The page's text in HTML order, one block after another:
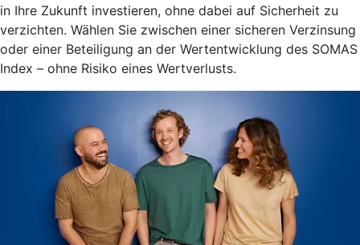
in Ihre Zukunft investieren, ohne dabei auf Sicherheit zu
verzichten. Wählen Sie zwischen einer sicheren Verzinsung
oder einer Beteiligung an der Wertentwicklung des SOMAS
Index – ohne Risiko eines Wertverlusts.